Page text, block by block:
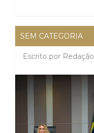
SEM CATEGORIA
Escrito por